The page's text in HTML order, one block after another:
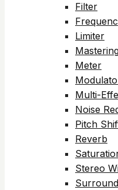
Filter
Limiter
Meter
Multi-
Noise
Pitch
Reverb
Stereo